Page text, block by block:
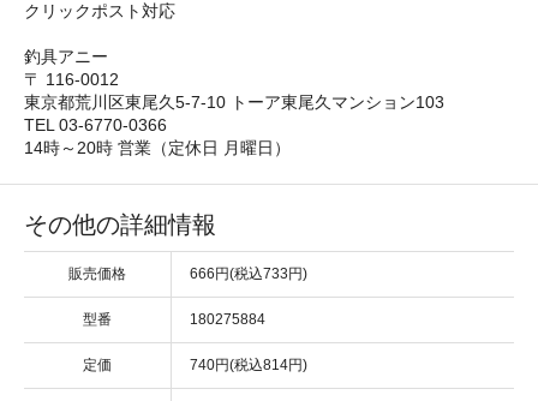
クリックポスト対応
釣具アニー
〒 116-0012
東京都荒川区東尾久5-7-10 トーア東尾久マンション103
TEL 03-6770-0366
14時～20時 営業（定休日 月曜日）
その他の詳細情報
販売価格 666円(税込733円)
型番 180275884
定価 740円(税込814円)